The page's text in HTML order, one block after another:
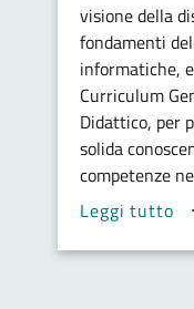
visione della
fondamenti
informatiche,
Curriculum
Didattico, per
solida
competenze
Leggi tutto